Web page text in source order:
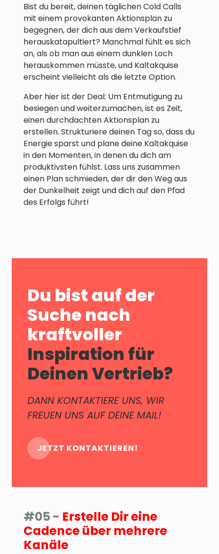
Bist du bereit, deinen täglichen Cold Calls
mit einem provokanten Aktionsplan zu
begegnen, der dich aus dem Verkaufstief
herauskatapultiert? Manchmal fühlt es sich
an, als ob man aus einem dunklen Loch
herauskommen müsste, und Kaltakquise
erscheint vielleicht als die letzte Option.
Aber hier ist der Deal: Um Entmutigung zu
besiegen und weiterzumachen, ist es Zeit,
einen durchdachten Aktionsplan zu
erstellen. Strukturiere deinen Tag so, dass du
Energie sparst und plane deine Kaltakquise
in den Momenten, in denen du dich am
produktivsten fühlst. Lass uns zusammen
einen Plan schmieden, der dir den Weg aus
der Dunkelheit zeigt und dich auf den Pfad
des Erfolgs führt!
Du bist auf der
Suche nach
kraftvoller
Inspiration für
Deinen Vertrieb?
DANN KONTAKTIERE UNS, WIR
FREUEN UNS AUF DEINE MAIL!
JETZT KONTAKTIEREN!
#05 - Erstelle Dir eine
Cadence über mehrere
Kanäle